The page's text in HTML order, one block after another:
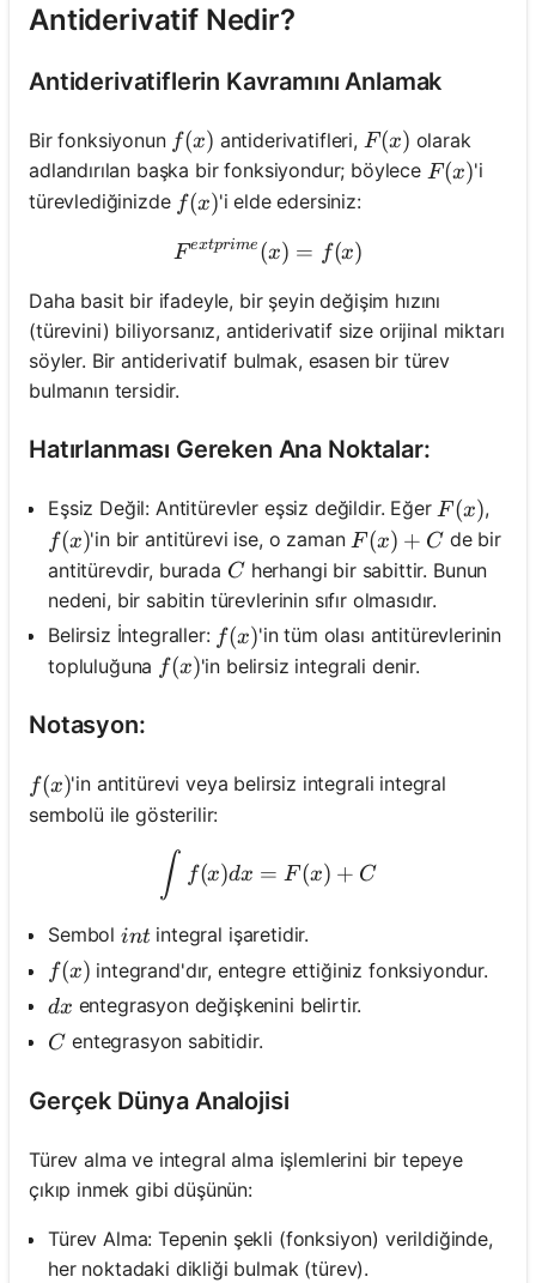
Antiderivatif Nedir?
Antiderivatiflerin Kavramını Anlamak
Bir fonksiyonun f(x)
f(x) antiderivatifleri, F(x)
F(x) olarak
adlandırılan başka bir fonksiyondur; böylece F(x)
F(x)'i
türevlediğinizde f(x)
f(x)'i elde edersiniz:
F^{ ext{prime}}(x)=f(x)
F extprime (x) = f(x)
Daha basit bir ifadeyle, bir şeyin değişim hızını
(türevini) biliyorsanız, antiderivatif size orijinal miktarı
söyler. Bir antiderivatif bulmak, esasen bir türev
bulmanın tersidir.
Hatırlanması Gereken Ana Noktalar:
Eşsiz Değil: Antitürevler eşsiz değildir. Eğer F(x)
F (x),
f(x)
f(x)'in bir antitürevi ise, o zaman F(x)+C
F(x) + C de bir
antitürevdir, burada C
Cherhangi bir sabittir. Bunun
nedeni, bir sabitin türevlerinin sıfır olmasıdır.
Belirsiz İntegraller: f(x)
f(x)'in tüm olası antitürevlerinin
topluluğuna f(x)
f(x)'in belirsiz integrali denir.
Notasyon:
f(x)
f(x)'in antitürevi veya belirsiz integrali integral
sembolü ile gösterilir:
\int f(x) d x=F(x)+C
∫ f(x)dx = F (x) + C
Sembol \\int
intintegral işaretidir.
f(x)
f(x) integrand'dır, entegre ettiğiniz fonksiyondur.
d x
dx entegrasyon değişkenini belirtir.
C
C entegrasyon sabitidir.
Gerçek Dünya Analojisi
Türev alma ve integral alma işlemlerini bir tepeye
çıkıp inmek gibi düşünün:
Türev Alma: Tepenin şekli (fonksiyon) verildiğinde,
her noktadaki dikliği bulmak (türev).